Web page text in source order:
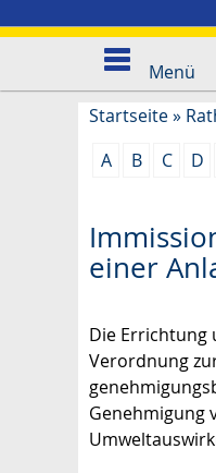
Menü
Startseite»
A
B C D
einer
Die Errichtung
Verordnung
Genehmigung